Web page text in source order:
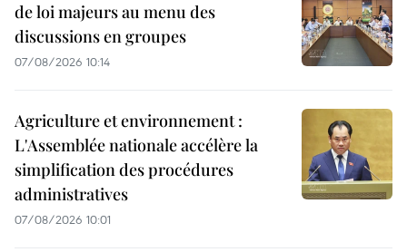
de loi majeurs au menu des
discussions en groupes
07/08/2026 10:14
Agriculture et environnement :
L'Assemblée nationale accélère la
simplification des procédures
administratives
07/08/2026 10:01